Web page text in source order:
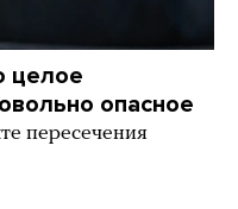
целое
опасное
пересечения